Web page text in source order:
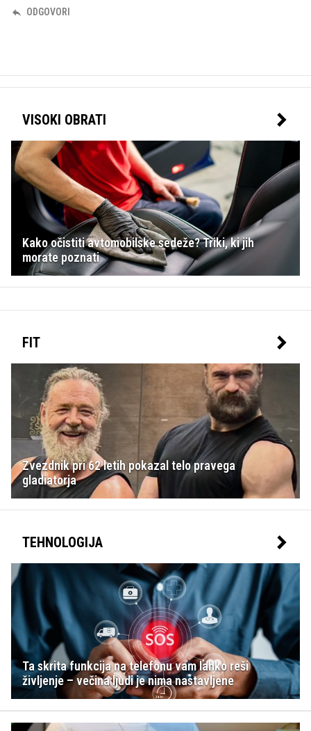
ODGOVORI
VISOKI OBRATI
Kako očistiti avtomobilske sedeže? Triki, ki jih
morate poznati
FIT
Zvezdnik pri 62 letih pokazal telo pravega
gladiatorja
TEHNOLOGIJA
Ta skrita funkcija na telefonu vam lahko reši
življenje – večina ljudi je nima nastavljene